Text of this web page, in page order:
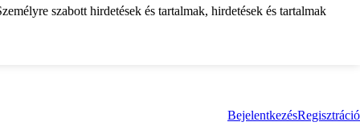
szabott hirdetések és tartalmak, hirdetések és tartalmak
BejelentkezésRegisztráció